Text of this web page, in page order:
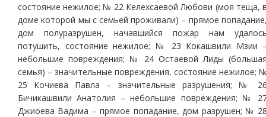
состояние нежилое; № 22 Келехсаевой Любови (моя теща,
доме которой мы с семьей проживали) – прямое
дом полуразрушен, начавшийся пожар нам
потушить, состояние нежилое; № 23 Кокашвили Мзии
небольшие повреждения; № 24 Остаевой Лиды
семья) – значительные повреждения, состояние нежилое;
25 Кочиева Павла – значительные разрушения; №
Бичикашвили Анатолия – небольшие повреждения; №
Джиоева Вадима – прямое попадание, дом разрушен; №